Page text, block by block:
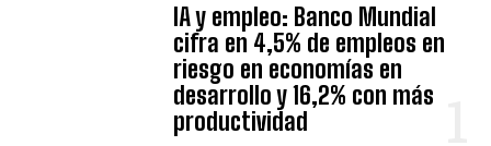
IA y empleo: Banco Mundial
cifra en 4,5% de empleos en
riesgo en economías en
desarrollo y 16,2% con más
productividad